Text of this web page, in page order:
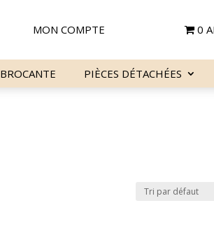
MON COMPTE 0
BROCANTE PIÈCES DÉTACHÉES